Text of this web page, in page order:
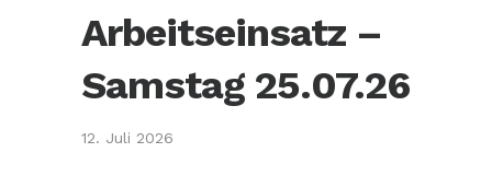
Arbeitseinsatz –
Samstag 25.07.26
12. Juli 2026